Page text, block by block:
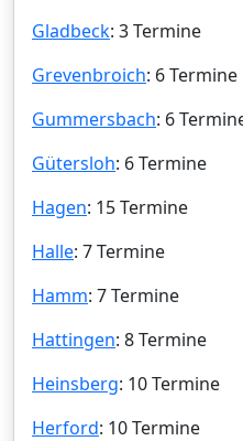
Gladbeck: 3 Termine
Grevenbroich: 6 Termine
Gummersbach: 6
Gütersloh: 6 Termine
Hagen: 15 Termine
Halle: 7 Termine
Hamm: 7 Termine
Hattingen: 8 Termine
Heinsberg: 10 Termine
Herford: 10 Termine